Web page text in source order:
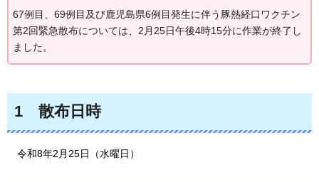
67例目、69例目及び鹿児島県6例目発生に伴う豚熱経口ワクチン
第2回緊急散布については、2月25日午後4時15分に作業が終了し
ました。
1 散布日時
令和8年2月25日（水曜日）